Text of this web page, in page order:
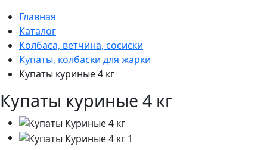
Главная
Каталог
Колбаса, ветчина, сосиски
Купаты, колбаски для жарки
Купаты куриные 4 кг
Купаты куриные 4 кг